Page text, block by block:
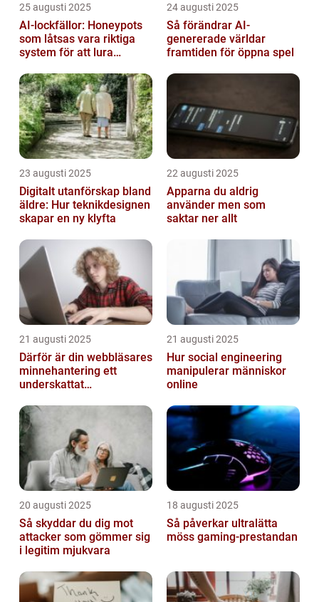
25 augusti 2025
AI-lockfällor: Honeypots
som låtsas vara riktiga
system för att lura
24 augusti 2025
Så förändrar AI-
genererade världar
framtiden för öppna spel
23 augusti 2025
Digitalt utanförskap bland
äldre: Hur teknikdesignen
skapar en ny klyfta
22 augusti 2025
Apparna du aldrig
använder men som
saktar ner allt
21 augusti 2025
Därför är din webbläsares
minnehantering ett
underskattat
21 augusti 2025
Hur social engineering
manipulerar människor
online
20 augusti 2025
Så skyddar du dig mot
attacker som gömmer sig
i legitim mjukvara
18 augusti 2025
Så påverkar ultralätta
möss gaming-prestandan